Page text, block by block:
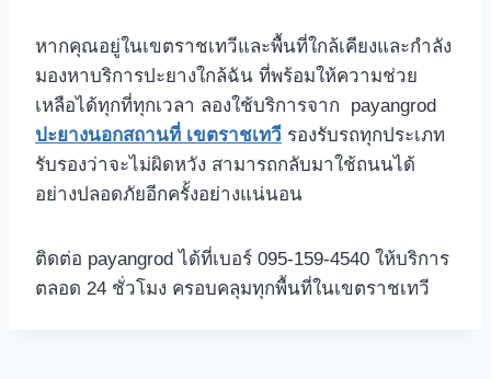
หากคุณอยู่ในเขตราชเทวีและพื้นที่ใกล้เคียงและกำลัง
มองหาบริการปะยางใกล้ฉัน ที่พร้อมให้ความช่วย
เหลือได้ทุกที่ทุกเวลา ลองใช้บริการจาก payangrod
ปะยางนอกสถานที่ เขตราชเทวี รองรับรถทุกประเภท
รับรองว่าจะไม่ผิดหวัง สามารถกลับมาใช้ถนนได้
อย่างปลอดภัยอีกครั้งอย่างแน่นอน
ติดต่อ payangrod ได้ที่เบอร์ 095-159-4540 ให้บริการ
ตลอด 24 ชั่วโมง ครอบคลุมทุกพื้นที่ในเขตราชเทวี